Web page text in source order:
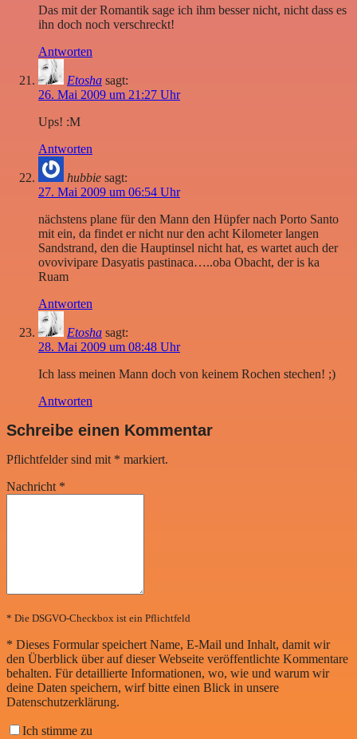
Das mit der Romantik sage ich ihm besser nicht, nicht dass es
ihn doch noch verschreckt!
Antworten
Etosha sagt:
26. Mai 2009 um 21:27 Uhr
Ups! :M
Antworten
hubbie sagt:
27. Mai 2009 um 06:54 Uhr
nächstens plane für den Mann den Hüpfer nach Porto Santo
mit ein, da findet er nicht nur den acht Kilometer langen
Sandstrand, den die Hauptinsel nicht hat, es wartet auch der
ovovivipare Dasyatis pastinaca…..oba Obacht, der is ka
Ruam
Antworten
Etosha sagt:
28. Mai 2009 um 08:48 Uhr
Ich lass meinen Mann doch von keinem Rochen stechen! ;)
Antworten
Schreibe einen Kommentar
Pflichtfelder sind mit * markiert.
Nachricht *
* Die DSGVO-Checkbox ist ein Pflichtfeld
* Dieses Formular speichert Name, E-Mail und Inhalt, damit wir
den Überblick über auf dieser Webseite veröffentlichte Kommentare
behalten. Für detaillierte Informationen, wo, wie und warum wir
deine Daten speichern, wirf bitte einen Blick in unsere
Datenschutzerklärung.
Ich stimme zu